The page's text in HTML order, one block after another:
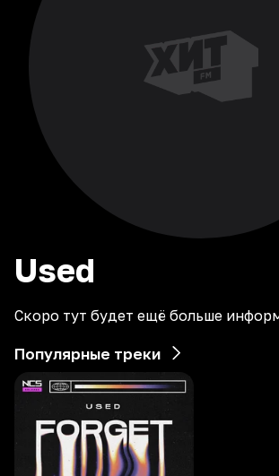
Used
Скоро тут будет ещё больше
Популярные треки